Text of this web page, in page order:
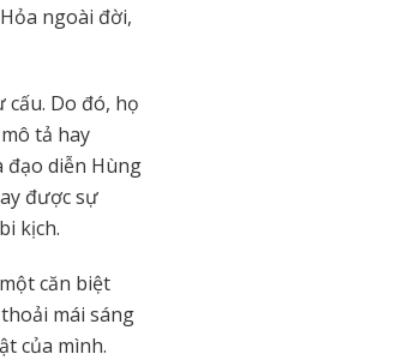
ngoài đời,
cấu. Do đó, họ
tả hay
đạo diễn Hùng
được sự
kịch.
căn biệt
mái sáng
của mình.